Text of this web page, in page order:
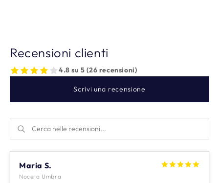
Recensioni clienti
4.8 su 5 (26 recensioni)
Scrivi una recensione
Maria S.
Nocera Umbra